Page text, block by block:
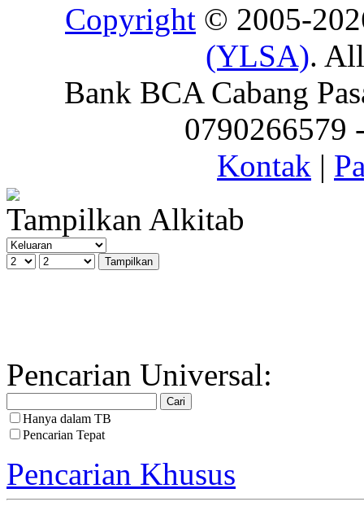
Copyright © 2005-
(YLSA).
Bank BCA Cabang
0790266579
Kontak |
Tampilkan Alkitab
Pencarian Universal:
Hanya dalam TB
Pencarian Tepat
Pencarian Khusus